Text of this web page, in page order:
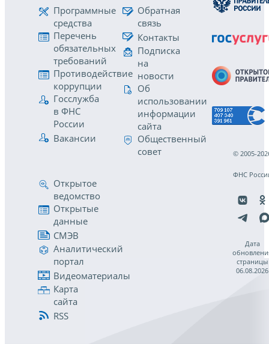
Программные
средства
Перечень
обязательных
требований
Противодействие
коррупции
Госслужба
в ФНС
России
Вакансии
Обратная
связь
Контакты
Подписка
на
новости
Об
использовании
информации
сайта
Общественный
совет
Открытое
ведомство
Открытые
данные
СМЭВ
Аналитический
портал
Видеоматериалы
Карта
сайта
RSS
© 2005-
ФНС
Дата
страницы
06.08.2026